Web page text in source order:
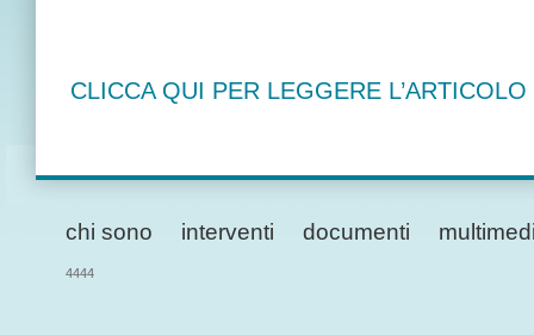
CLICCA QUI PER LEGGERE L’ARTICOLO
chi sono interventi documenti
4444